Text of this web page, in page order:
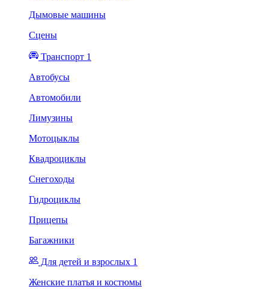
Дымовые машины
Сцены
Транспорт 1
Автобусы
Автомобили
Лимузины
Мотоцыклы
Квадроциклы
Снегоходы
Гидроциклы
Прицепы
Багажники
Для детей и взрослых 1
Женские платья и костюмы